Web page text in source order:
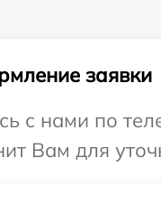
заявки
с нами по
Вам для